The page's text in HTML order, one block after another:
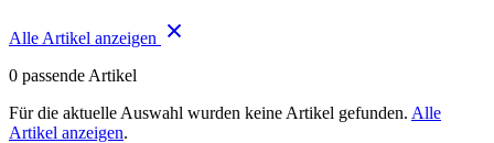
Alle Artikel anzeigen
0 passende Artikel
Für die aktuelle Auswahl wurden keine Artikel gefunden. Alle
Artikel anzeigen.